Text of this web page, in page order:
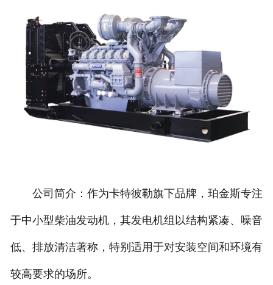
公司简介：作为卡特彼勒旗下品牌，珀金斯专注
于中小型柴油发动机，其发电机组以结构紧凑、噪音
低、排放清洁著称，特别适用于对安装空间和环境有
较高要求的场所。